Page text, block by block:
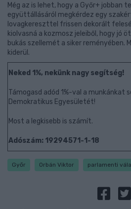
Még az is lehet, hogy a Győr+ jobban
együttállásáról megkérdez egy
lovagkereszttel frissen dekorált
kiolvasná a kozmosz jeleiből, hogy jó
bukás szellemét a siker reményében.
kiderül.
Neked 1%, nekünk nagy segítség!
Támogasd adód 1%-val a munkánkat
Demokratikus Egyesületét!
Most a legkisebb is számít.
Adószám: 19294571-1-18
Győr Orbán Viktor parlamenti